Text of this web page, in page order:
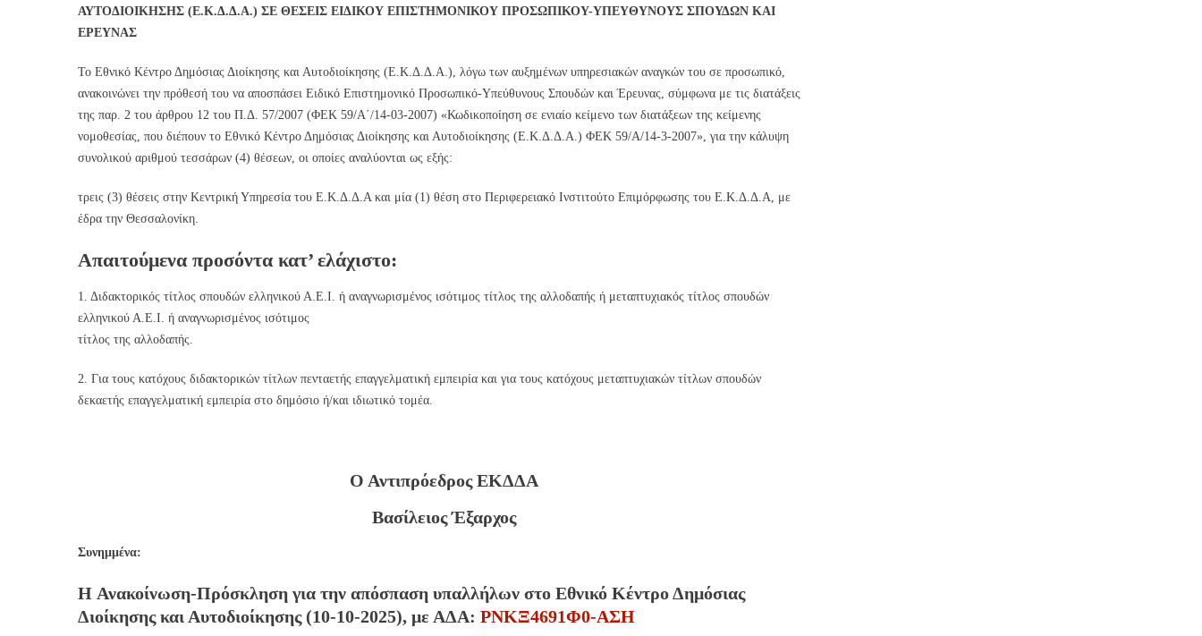
ΑΥΤΟΔΙΟΙΚΗΣΗΣ (Ε.Κ.Δ.Δ.Α.) ΣΕ ΘΕΣΕΙΣ ΕΙΔΙΚΟΥ ΕΠΙΣΤΗΜΟΝΙΚΟΥ ΠΡΟΣΩΠΙΚΟΥ-ΥΠΕΥΘΥΝΟΥΣ ΣΠΟΥΔΩΝ ΚΑΙ
ΕΡΕΥΝΑΣ
Το Εθνικό Κέντρο Δημόσιας Διοίκησης και Αυτοδιοίκησης (Ε.Κ.Δ.Δ.Α.), λόγω των αυξημένων υπηρεσιακών αναγκών του σε προσωπικό,
ανακοινώνει την πρόθεσή του να αποσπάσει Ειδικό Επιστημονικό Προσωπικό-Υπεύθυνους Σπουδών και Έρευνας, σύμφωνα με τις διατάξεις
της παρ. 2 του άρθρου 12 του Π.Δ. 57/2007 (ΦΕΚ 59/Α΄/14-03-2007) «Κωδικοποίηση σε ενιαίο κείμενο των διατάξεων της κείμενης
νομοθεσίας, που διέπουν το Εθνικό Κέντρο Δημόσιας Διοίκησης και Αυτοδιοίκησης (Ε.Κ.Δ.Δ.Α.) ΦΕΚ 59/Α/14-3-2007», για την κάλυψη
συνολικού αριθμού τεσσάρων (4) θέσεων, οι οποίες αναλύονται ως εξής:
τρεις (3) θέσεις στην Κεντρική Υπηρεσία του Ε.Κ.Δ.Δ.Α και μία (1) θέση στο Περιφερειακό Ινστιτούτο Επιμόρφωσης του Ε.Κ.Δ.Δ.Α, με
έδρα την Θεσσαλονίκη.
Απαιτούμενα προσόντα κατ’ ελάχιστο:
1. Διδακτορικός τίτλος σπουδών ελληνικού Α.Ε.Ι. ή αναγνωρισμένος ισότιμος τίτλος της αλλοδαπής ή μεταπτυχιακός τίτλος σπουδών
ελληνικού Α.Ε.Ι. ή αναγνωρισμένος ισότιμος
τίτλος της αλλοδαπής.
2. Για τους κατόχους διδακτορικών τίτλων πενταετής επαγγελματική εμπειρία και για τους κατόχους μεταπτυχιακών τίτλων σπουδών
δεκαετής επαγγελματική εμπειρία στο δημόσιο ή/και ιδιωτικό τομέα.
Ο Αντιπρόεδρος ΕΚΔΔΑ
Βασίλειος Έξαρχος
Συνημμένα:
Η Ανακοίνωση-Πρόσκληση για την απόσπαση υπαλλήλων στο Εθνικό Κέντρο Δημόσιας
Διοίκησης και Αυτοδιοίκησης (10-10-2025), με ΑΔΑ: ΡΝΚΞ4691Φ0-ΑΣΗ